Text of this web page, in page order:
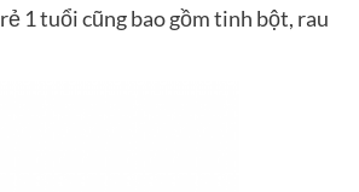
1 tuổi cũng bao gồm tinh bột, rau